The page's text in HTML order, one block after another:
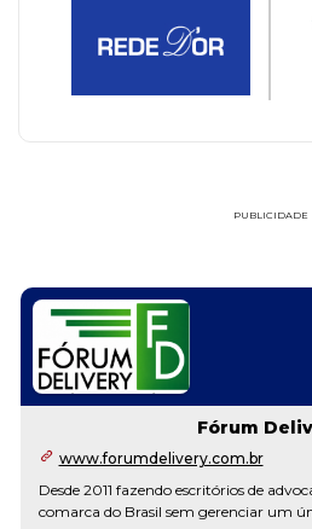
PUBLICIDADE
Fórum
www.forumdelivery.com.br
Desde 2011 fazendo escritórios de
comarca do Brasil sem gerenciar um